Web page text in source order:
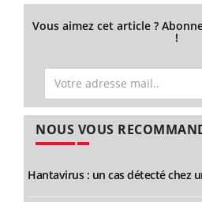
Vous aimez cet article ?
!
NOUS VOUS
Hantavirus : un cas détecté chez